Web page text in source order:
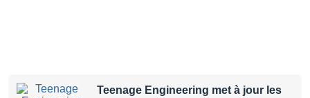
Teenage Engineering met à jour les